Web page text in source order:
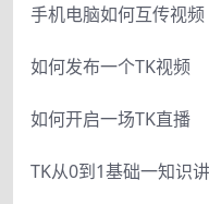
手机电脑如何互传视频
如何发布一个TK视频
如何开启一场TK直播
TK从0到1基础一知识